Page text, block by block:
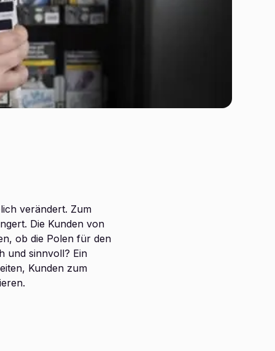
verändert. Zum
Die Kunden von
ob die Polen für den
und sinnvoll? Ein
Kunden zum